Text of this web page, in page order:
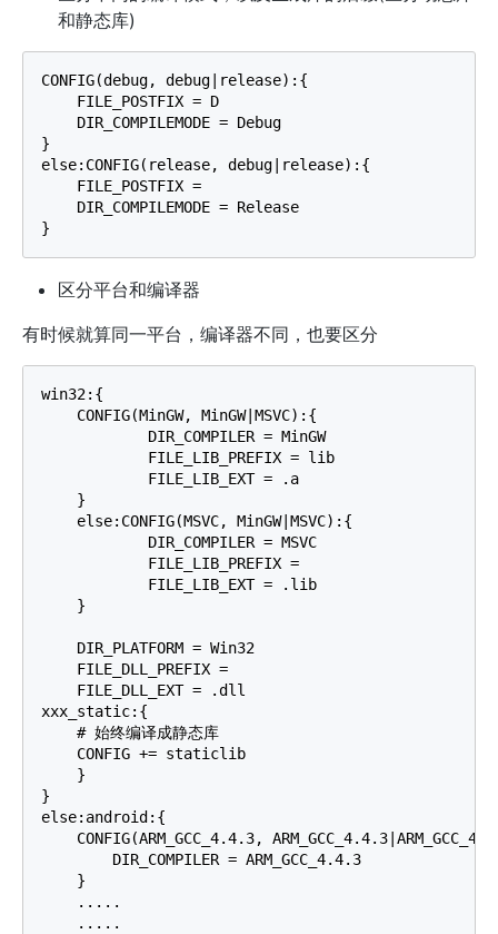
和静态库)
CONFIG(debug, debug|release):{
    FILE_POSTFIX = D
    DIR_COMPILEMODE = Debug
}
else:CONFIG(release, debug|release):{
    FILE_POSTFIX =
    DIR_COMPILEMODE = Release
区分平台和编译器
有时候就算同一平台，编译器不同，也要区分
win32:{
    CONFIG(MinGW, MinGW|MSVC):{
            DIR_COMPILER = MinGW
            FILE_LIB_PREFIX = lib
            FILE_LIB_EXT = .a
    }
    else:CONFIG(MSVC, MinGW|MSVC):{
            DIR_COMPILER = MSVC
            FILE_LIB_PREFIX =
            FILE_LIB_EXT = .lib
    }
    DIR_PLATFORM = Win32
    FILE_DLL_PREFIX =
    FILE_DLL_EXT = .dll
xxx_static:{
    # 始终编译成静态库
    CONFIG += staticlib
    }
}
else:android:{
CONFIG(ARM_GCC_4.4.3,
        DIR_COMPILER = ARM_GCC_4.4.3
    }
    .....
    .....